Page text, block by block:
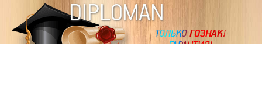
DIPLOMAN